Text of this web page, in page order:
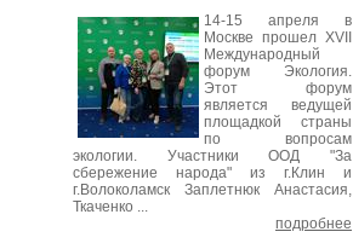
14-15 апреля в
Москве прошел XVII
Международный
форум Экология.
Этот форум
является ведущей
площадкой страны
по вопросам
экологии. Участники ООД "За
сбережение народа" из г.Клин и
г.Волоколамск Заплетнюк Анастасия,
Ткаченко ...
подробнее